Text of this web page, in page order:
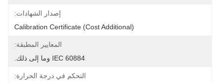
إصدار الشهادات:
Calibration Certificate (Cost Additional)
المعايير المطبقة:
IEC 60884 وما إلى ذلك.
التحكم في درجة الحرارة: